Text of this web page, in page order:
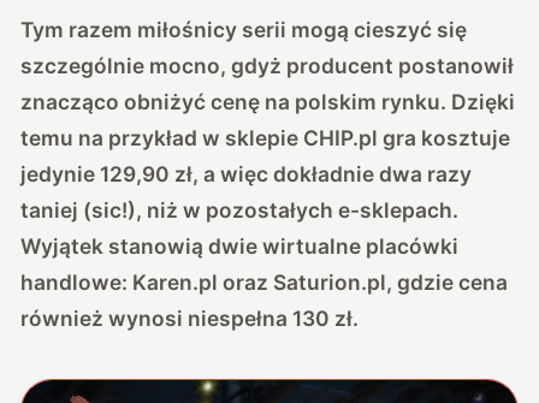
Tym razem miłośnicy serii mogą cieszyć się
szczególnie mocno, gdyż producent postanowił
znacząco obniżyć cenę na polskim rynku. Dzięki
temu na przykład w sklepie CHIP.pl gra kosztuje
jedynie 129,90 zł, a więc dokładnie dwa razy
taniej (sic!), niż w pozostałych e-sklepach.
Wyjątek stanowią dwie wirtualne placówki
handlowe: Karen.pl oraz Saturion.pl, gdzie cena
również wynosi niespełna 130 zł.